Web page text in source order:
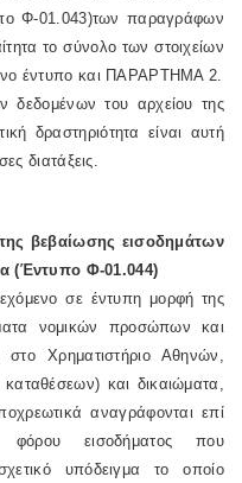
Φ-01.043)των παραγράφων
το σύνολο των στοιχείων
έντυπο και ΠΑΡΑΡΤΗΜΑ 2.
του αρχείου της
δραστηριότητα είναι αυτή
διατάξεις.
βεβαίωσης εισοδημάτων
(Έντυπο Φ-01.044)
σε έντυπη μορφή της
νομικών προσώπων και
Χρηματιστήριο Αθηνών,
και δικαιώματα,
αναγράφονται επί
εισοδήματος που
υπόδειγμα το οποίο